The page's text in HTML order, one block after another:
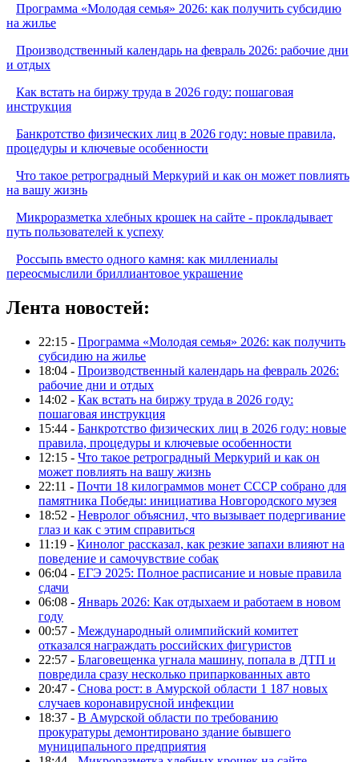
Программа «Молодая семья» 2026: как получить субсидию
на жилье
Производственный календарь на февраль 2026: рабочие дни
и отдых
Как встать на биржу труда в 2026 году: пошаговая
инструкция
Банкротство физических лиц в 2026 году: новые правила,
процедуры и ключевые особенности
Что такое ретроградный Меркурий и как он может повлиять
на вашу жизнь
Микроразметка хлебных крошек на сайте - прокладывает
путь пользователей к успеху
Россыпь вместо одного камня: как миллениалы
переосмыслили бриллиантовое украшение
Лента новостей:
22:15 - Программа «Молодая семья» 2026: как получить
субсидию на жилье
18:04 - Производственный календарь на февраль 2026:
рабочие дни и отдых
14:02 - Как встать на биржу труда в 2026 году:
пошаговая инструкция
15:44 - Банкротство физических лиц в 2026 году: новые
правила, процедуры и ключевые особенности
12:15 - Что такое ретроградный Меркурий и как он
может повлиять на вашу жизнь
22:11 - Почти 18 килограммов монет СССР собрано для
памятника Победы: инициатива Новгородского музея
18:52 - Невролог объяснил, что вызывает подергивание
глаз и как с этим справиться
11:19 - Кинолог рассказал, как резкие запахи влияют на
поведение и самочувствие собак
06:04 - ЕГЭ 2025: Полное расписание и новые правила
сдачи
06:08 - Январь 2026: Как отдыхаем и работаем в новом
году
00:57 - Международный олимпийский комитет
отказался награждать российских фигуристов
22:57 - Благовещенка угнала машину, попала в ДТП и
повредила сразу несколько припаркованных авто
20:47 - Снова рост: в Амурской области 1 187 новых
случаев коронавирусной инфекции
18:37 - В Амурской области по требованию
прокуратуры демонтировано здание бывшего
муниципального предприятия